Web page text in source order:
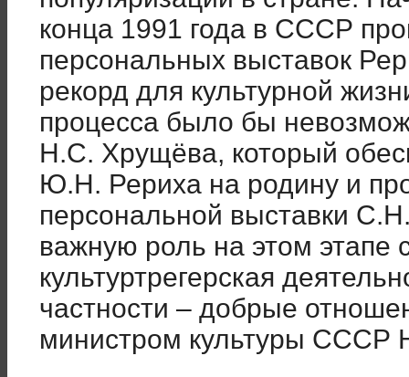
конца 1991 года в СССР
персональных выставок
рекорд для культурной
процесса было бы
Н.С. Хрущёва, который
Ю.Н. Рериха на родину и
персональной выставки
важную роль на этом этапе
культуртрегерская
частности – добрые
министром культуры